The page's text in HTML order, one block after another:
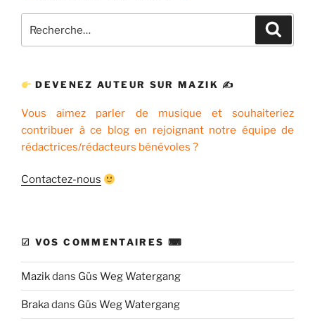
pour
DEVENEZ AUTEUR SUR MAZIK ✍
Vous aimez parler de musique et souhaiteriez
contribuer à ce blog en rejoignant notre équipe de
rédactrices/rédacteurs bénévoles ?
Contactez-nous
☑ VOS COMMENTAIRES ⌨
Mazikdans Güs Weg Watergang
Brakadans Güs Weg Watergang